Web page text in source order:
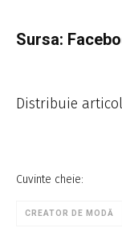
Sursa:
Distribuie
Cuvinte cheie:
CREATOR DE MODĂ